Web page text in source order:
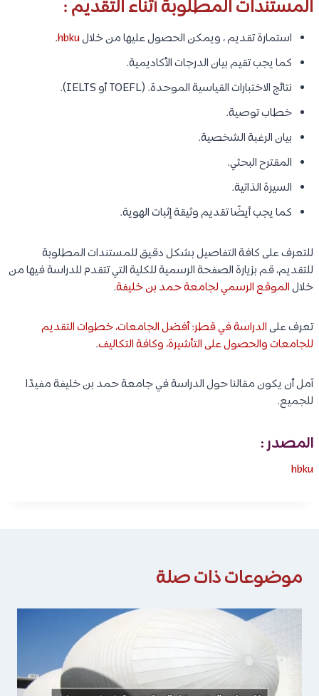
المستندات المطلوبة أثناء التقديم :
استمارة تقديم ، ويمكن الحصول عليها من خلالhbku
.
كما يجب تقيم بيان الدرجات الأكاديمية.
نتائج الاختبارات القياسية الموحدة. (TOEFL أو IELTS).
خطاب توصية.
بيان الرغبة الشخصية.
المقترح البحثي.
السيرة الذاتية.
كما يجب أيضًا تقديم وثيقة إثبات الهوية.
للتعرف على كافة التفاصيل بشكل دقيق للمستندات المطلوبة
للتقديم، قم بزيارة الصفحة الرسمية للكلية التي تتقدم للدراسة فيها من
خلالالموقع الرسمي لجامعة حمد بن خليفة.
تعرف علىالدراسة في قطر: أفضل الجامعات، خطوات التقديم
للجامعات والحصول على التأشيرة، وكافة التكاليف.
آمل أن يكون مقالنا حول الدراسة في جامعة حمد بن خليفة مفيدًا
للجميع.
المصدر :
hbku
موضوعات ذات صلة